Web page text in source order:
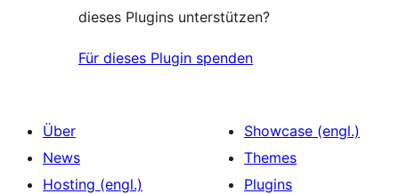
dieses Plugins unterstützen?
Für dieses Plugin spenden
Über
News
Hosting (engl.)
Showcase (engl.)
Themes
Plugins